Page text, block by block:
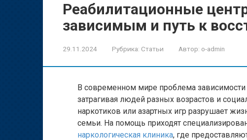
Реабилитационные
зависимым и путь к
29.11.2024 Рубрика: Статьи Автор: o-admin
В современном мире проблема зависимости
затрагивая людей разных возрастов и
наркотиков или азартных игр разрушает
семьи. На помощь приходят
наркологическая клиника, где